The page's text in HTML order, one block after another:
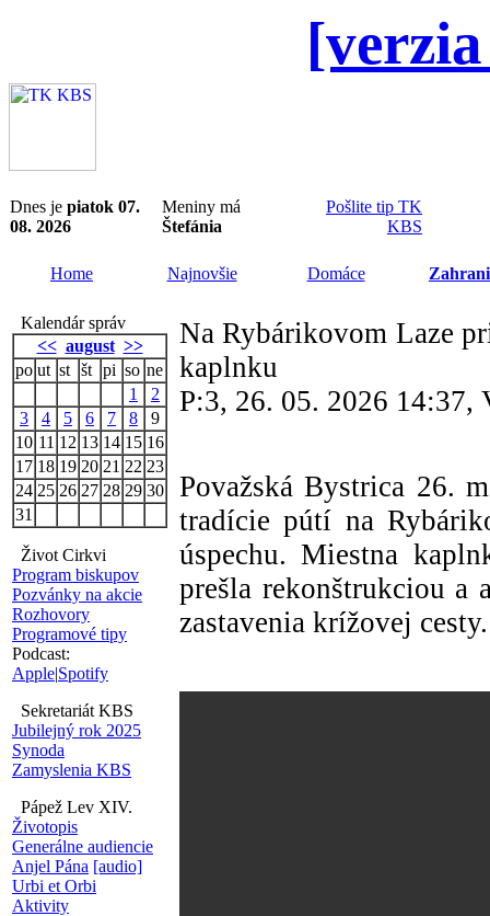
Dnes je piatok 07.
08. 2026
Meniny má
Štefánia
Pošlite tip TK
KBS
Home Najnovšie Domáce
Kalendár správ
<< august >>
po ut st št pi so ne
1
2
3
4 5 6 7 8
9
10 11 12 13 14 15 16
17 18 19 20 21 22 23
24 25 26 27 28 29 30
31
Život Cirkvi
Program biskupov
Pozvánky na akcie
Rozhovory
Programové tipy
Podcast:
Apple|Spotify
Sekretariát KBS
Jubilejný rok 2025
Synoda
Zamyslenia KBS
Pápež Lev XIV.
Životopis
Generálne audiencie
Anjel Pána [audio]
Urbi et Orbi
Aktivity
Na Rybárikovom Laze
kaplnku
P:3, 26. 05. 2026 14:37,
Považská Bystrica 26.
tradície pútí na
úspechu. Miestna
prešla rekonštrukciou a
zastavenia krížovej cesty.